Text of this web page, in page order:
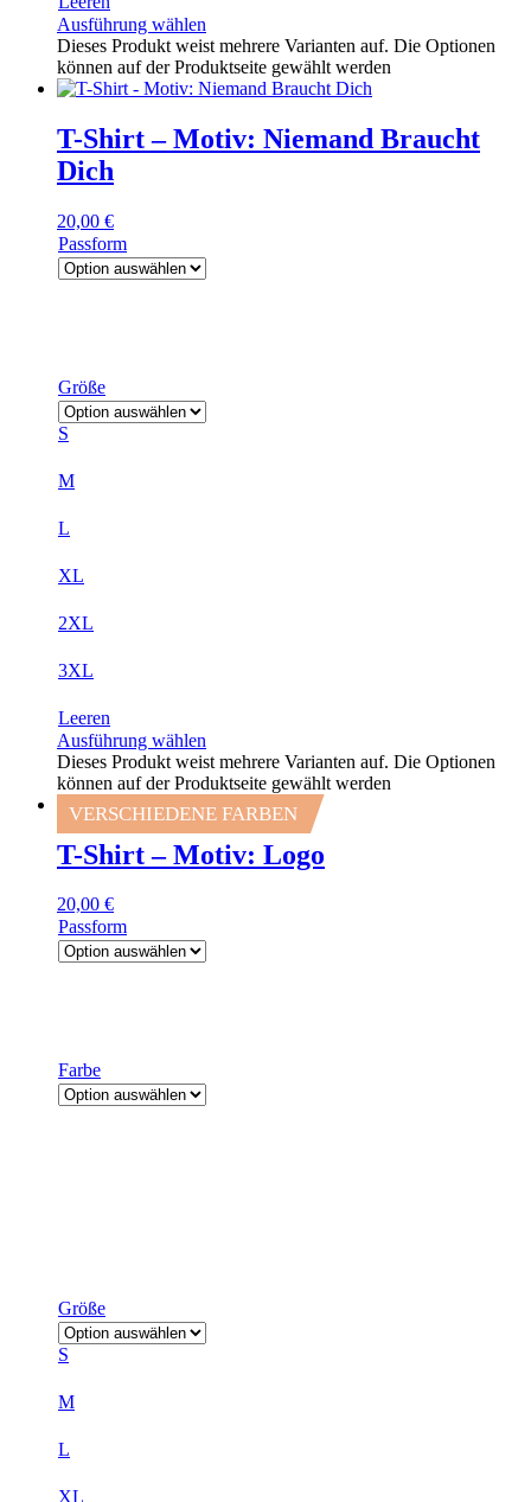
Ausführung wählen
Dieses Produkt weist mehrere Varianten auf. Die Optionen
können auf der Produktseite gewählt werden
T-Shirt – Motiv: Niemand Braucht
Dich
20,00 €
Passform
Größe
S
M
L
XL
2XL
3XL
Leeren
Ausführung wählen
Dieses Produkt weist mehrere Varianten auf. Die Optionen
können auf der Produktseite gewählt werden
VERSCHIEDENE FARBEN
T-Shirt – Motiv: Logo
20,00 €
Passform
Farbe
Größe
S
M
L
XL